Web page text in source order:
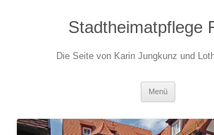
Stadtheimatpflege
Die Seite von Karin Jungkunz und
Menü
springen